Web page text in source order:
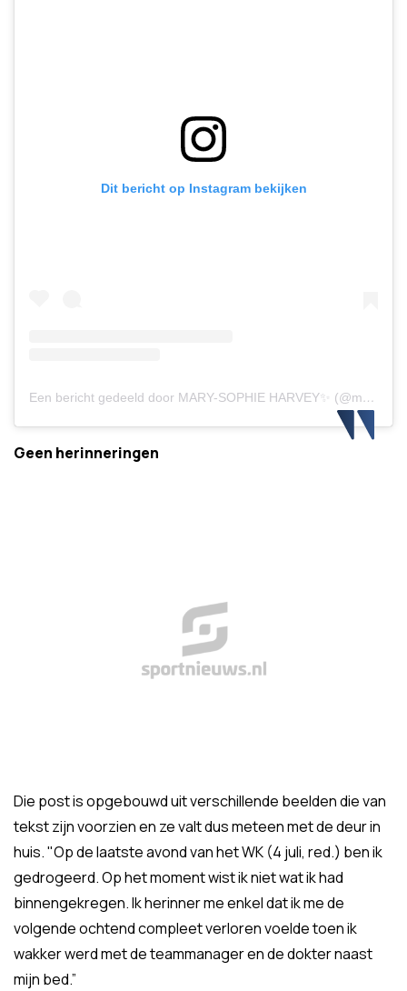
Dit bericht op Instagram bekijken
Een bericht gedeeld door MARY-SOPHIE HARVEY✨ (@marysophieharvey)
Geen herinneringen
Die post is opgebouwd uit verschillende beelden die van
tekst zijn voorzien en ze valt dus meteen met de deur in
huis. "Op de laatste avond van het WK (4 juli, red.) ben ik
gedrogeerd. Op het moment wist ik niet wat ik had
binnengekregen. Ik herinner me enkel dat ik me de
volgende ochtend compleet verloren voelde toen ik
wakker werd met de teammanager en de dokter naast
mijn bed.”